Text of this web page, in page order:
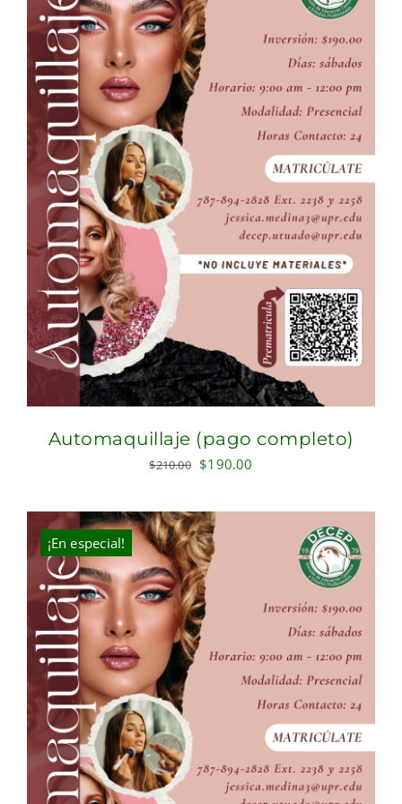
Automaquillaje (pago completo)
$210.00 Original
was:
$210.00.
$190.00
is:
$190.00.
¡En especial!